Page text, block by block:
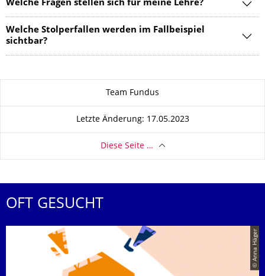
Welche Fragen stellen sich für meine Lehre?
Welche Stolperfallen werden im Fallbeispiel
sichtbar?
Team Fundus
Letzte Änderung: 17.05.2023
Diese Seite …
OFT GESUCHT
© Anna Häger